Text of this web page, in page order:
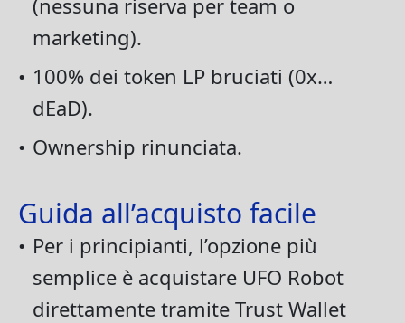
(nessuna riserva per team o
marketing).
• 100% dei token LP bruciati (0x…
dEaD).
• Ownership rinunciata.
Guida all’acquisto facile
• Per i principianti, l’opzione più
semplice è acquistare UFO Robot
direttamente tramite Trust Wallet